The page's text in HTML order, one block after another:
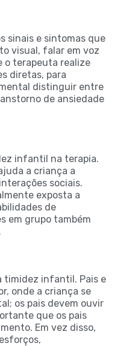
sinais e sintomas que
visual, falar em voz
o terapeuta realize
diretas, para
distinguir entre
de ansiedade
infantil na terapia.
a criança a
sociais.
exposta a
de
em grupo também
timidez infantil. Pais e
onde a criança se
os pais devem ouvir
que os pais
Em vez disso,